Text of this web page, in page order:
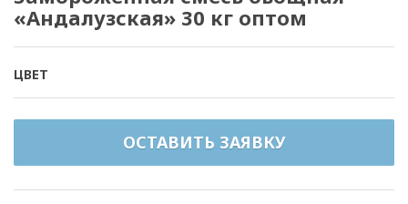
«Андалузская» 30 кг оптом
ЦВЕТ
ОСТАВИТЬ ЗАЯВКУ